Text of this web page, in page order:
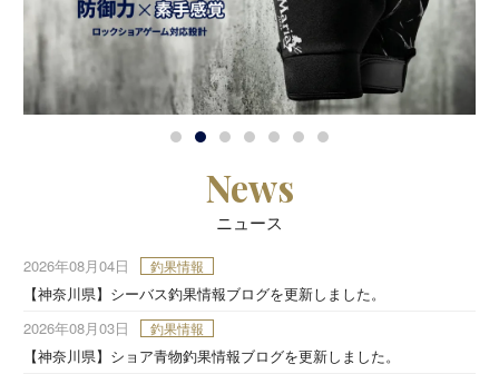
News
ニュース
2026年08月04日 釣果情報
【神奈川県】シーバス釣果情報ブログを更新しました。
2026年08月03日
釣果情報
【神奈川県】ショア青物釣果情報ブログを更新しました。